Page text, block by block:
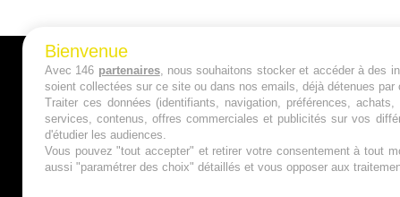
A PROPOS
Qui sommes nous ?
Mentions Légales
Bienvenue
Avec 146 partenaires, nous souhaitons stocker et accéder à des
soient collectées sur ce site ou dans nos emails, déjà détenues
Traiter ces données (identifiants, navigation, préférences,
services, contenus, offres commerciales et publicités sur vos
d'étudier les audiences.
Vous pouvez "tout accepter" et retirer votre consentement à tout
aussi "paramétrer des choix" détaillés et vous opposer aux